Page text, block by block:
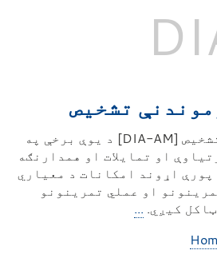
د کارموندنې وړتیا تشخیص [DIA-AM] د یوې برخې په
او تمایلات او همدارنګه
اړوند امکانات د معیاري
او عملي تمرینونو
کیږي. ...